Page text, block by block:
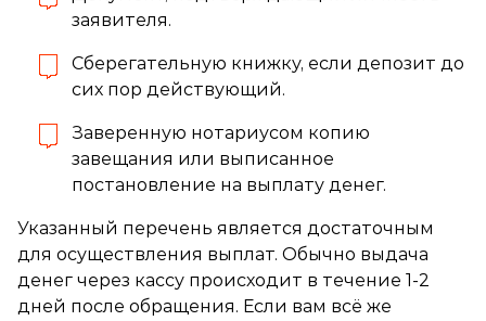
заявителя.
Сберегательную книжку, если депозит до
сих пор действующий.
Заверенную нотариусом копию
завещания или выписанное
постановление на выплату денег.
Указанный перечень является достаточным
для осуществления выплат. Обычно выдача
денег через кассу происходит в течение 1-2
дней после обращения. Если вам всё же